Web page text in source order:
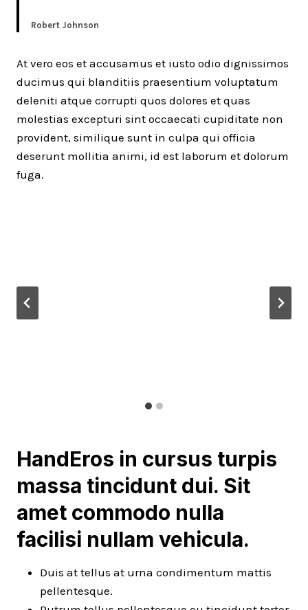
Robert Johnson
At vero eos et accusamus et iusto odio dignissimos
ducimus qui blanditiis praesentium voluptatum
deleniti atque corrupti quos dolores et quas
molestias excepturi sint occaecati cupiditate non
provident, similique sunt in culpa qui officia
deserunt mollitia animi, id est laborum et dolorum
fuga.
HandEros in cursus turpis
massa tincidunt dui. Sit
amet commodo nulla
facilisi nullam vehicula.
Duis at tellus at urna condimentum mattis
pellentesque.